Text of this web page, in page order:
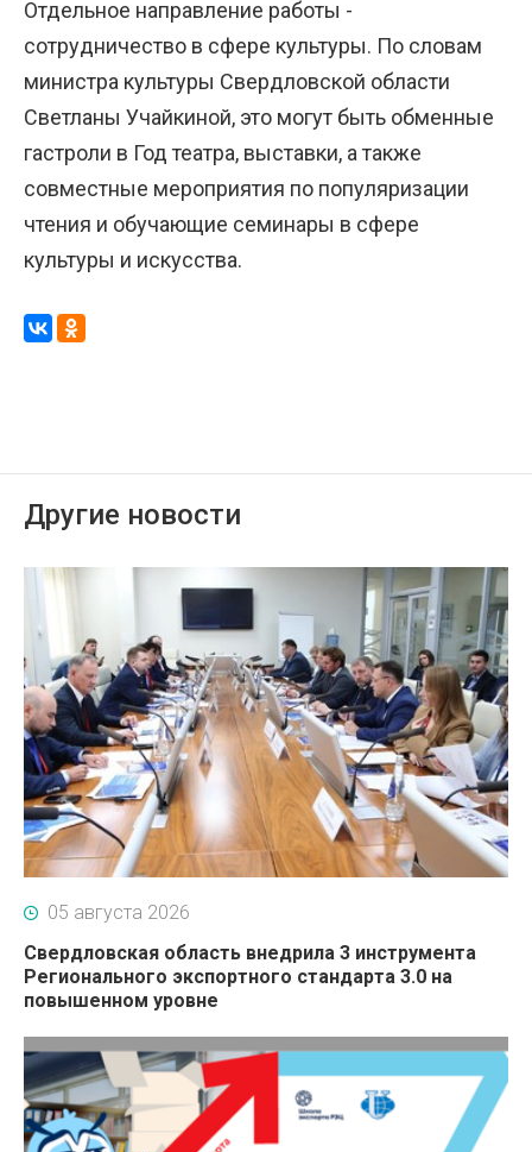
Отдельное направление работы -
сотрудничество в сфере культуры. По словам
министра культуры Свердловской области
Светланы Учайкиной, это могут быть обменные
гастроли в Год театра, выставки, а также
совместные мероприятия по популяризации
чтения и обучающие семинары в сфере
культуры и искусства.
Другие новости
05 августа 2026
Свердловская область внедрила 3 инструмента
Регионального экспортного стандарта 3.0 на
повышенном уровне